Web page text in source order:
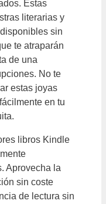
Estas
literarias y
sin
te atraparán
de una
No te
estas joyas
en tu
libros Kindle
Aprovecha la
sin coste
de lectura sin